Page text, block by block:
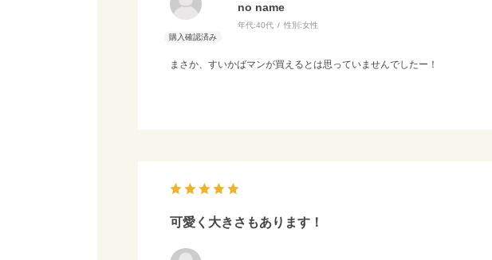
no name
年代:40代 性別:女性
まさか、すいかばマンが買えるとは思っていませんでしたー！
可愛く大きさもあります！